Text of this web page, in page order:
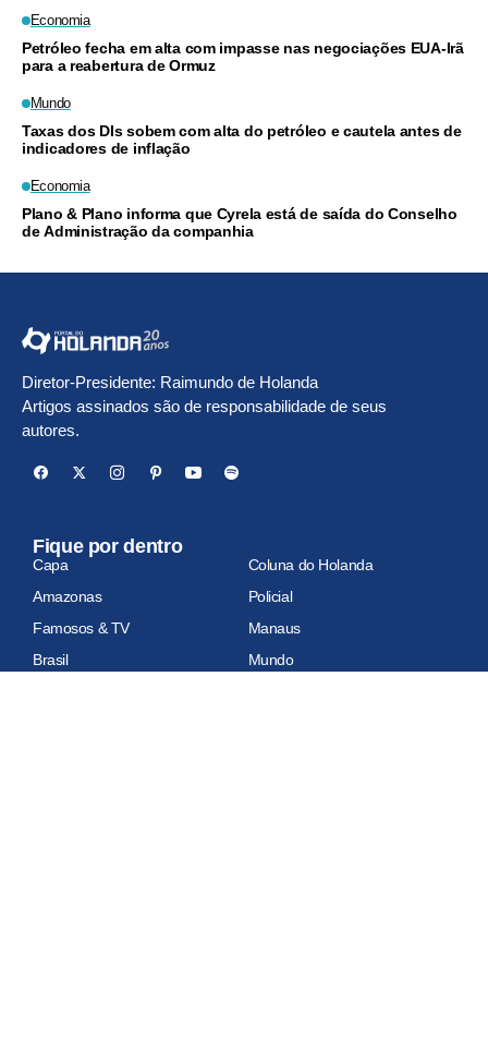
Economia
Petróleo fecha em alta com impasse nas negociações EUA-Irã
para a reabertura de Ormuz
Mundo
Taxas dos DIs sobem com alta do petróleo e cautela antes de
indicadores de inflação
Economia
Plano & Plano informa que Cyrela está de saída do Conselho
de Administração da companhia
Diretor-Presidente: Raimundo de Holanda
Artigos assinados são de responsabilidade de seus
autores.
Fique por dentro
Capa
Coluna do Holanda
Amazonas
Policial
Famosos & TV
Manaus
Brasil
Mundo